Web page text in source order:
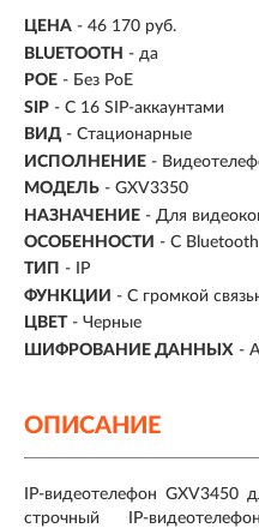
ЦЕНА - 46 170 руб.
BLUETOOTH - да
POE - Без PoE
SIP - С 16 SIP-аккаунтами
ВИД - Стационарные
ИСПОЛНЕНИЕ -
МОДЕЛЬ - GXV3350
НАЗНАЧЕНИЕ - Для
ОСОБЕННОСТИ - С Bluetooth
ТИП -
IP
ФУНКЦИИ - С громкой
ЦВЕТ - Черные
ШИФРОВАНИЕ ДАННЫХ -
ОПИСАНИЕ
IP-видеотелефон GXV3450
строчный IP-